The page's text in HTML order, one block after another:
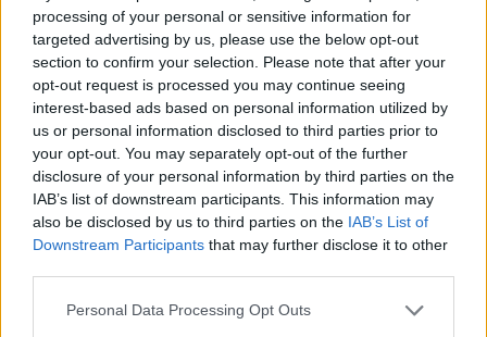
processing of your personal or sensitive information for
targeted advertising by us, please use the below opt-out
section to confirm your selection. Please note that after your
opt-out request is processed you may continue seeing
interest-based ads based on personal information utilized by
us or personal information disclosed to third parties prior to
your opt-out. You may separately opt-out of the further
disclosure of your personal information by third parties on the
IAB’s list of downstream participants. This information may
also be disclosed by us to third parties on the IAB’s List of
Downstream Participants that may further disclose it to other
Personal Data Processing Opt Outs
Εθνική Παίδων: Πρεμιέρα στο Ευρωπαϊκό με αντίπαλο την Ισπανία
(live stream)
Ευρωπαϊκό Κορασίδων: